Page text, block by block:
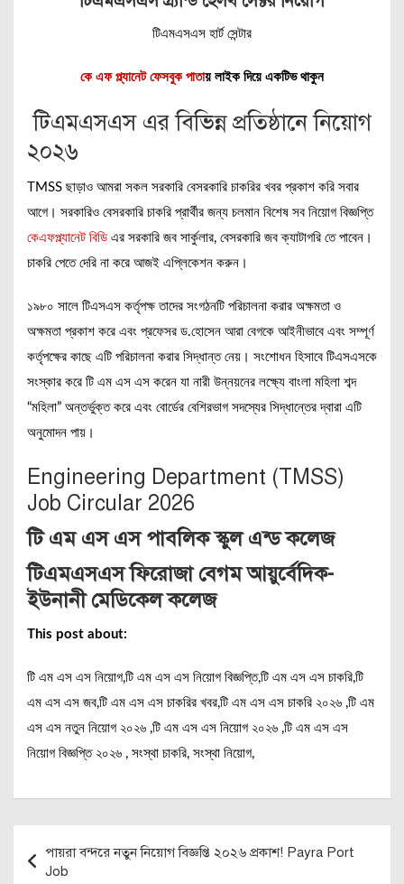
টিএমএসএস হার্ট সেন্টার
কে এফ প্ল্যানেট ফেসবুক পাতায় লাইক দিয়ে একটিভ থাকুন
টিএমএসএস এর বিভিন্ন প্রতিষ্ঠানে নিয়োগ
২০২৬
TMSS ছাড়াও আমরা সকল সরকারি বেসরকারি চাকরির খবর প্রকাশ করি সবার
আগে। সরকারিও বেসরকারি চাকরি প্রার্থীর জন্য চলমান বিশেষ সব নিয়োগ বিজ্ঞপ্তি
কেএফপ্ল্যানেট বিডি এর সরকারি জব সার্কুলার, বেসরকারি জব ক্যাটাগরি তে পাবেন।
চাকরি পেতে দেরি না করে আজই এপ্লিকেশন করুন।
১৯৮০ সালে টিএসএস কর্তৃপক্ষ তাদের সংগঠনটি পরিচালনা করার অক্ষমতা ও
অক্ষমতা প্রকাশ করে এবং প্রফেসর ড.হোসেন আরা বেগকে আইনীভাবে এবং সম্পূর্ণ
কর্তৃপক্ষের কাছে এটি পরিচালনা করার সিদ্ধান্ত নেয়। সংশোধন হিসাবে টিএসএসকে
সংস্কার করে টি এম এস এস করেন যা নারী উন্নয়নের লক্ষ্যে বাংলা মহিলা শব্দ
“মহিলা” অন্তর্ভুক্ত করে এবং বোর্ডের বেশিরভাগ সদস্যের সিদ্ধান্তের দ্বারা এটি
অনুমোদন পায়।
Engineering Department (TMSS)
Job Circular 2026
টি এম এস এস পাবলিক স্কুল এন্ড কলেজ
টিএমএসএস ফিরোজা বেগম আয়ুর্বেদিক-
ইউনানী মেডিকেল কলেজ
This post about:
টি এম এস এস নিয়োগ,টি এম এস এস নিয়োগ বিজ্ঞপ্তি,টি এম এস এস চাকরি,টি
এম এস এস জব,টি এম এস এস চাকরির খবর,টি এম এস এস চাকরি ২০২৬ ,টি এম
এস এস নতুন নিয়োগ ২০২৬ ,টি এম এস এস নিয়োগ ২০২৬ ,টি এম এস এস
নিয়োগ বিজ্ঞপ্তি ২০২৬ , সংস্থা চাকরি, সংস্থা নিয়োগ,
navigation
পায়রা বন্দরে নতুন নিয়োগ বিজ্ঞপ্তি ২০২৬ প্রকাশ! Payra Port
Job